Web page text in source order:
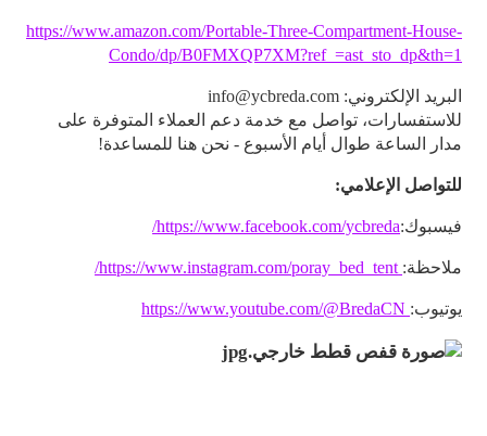
https://www.amazon.com/Portable-Three-Compartment-House-
Condo/dp/B0FMXQP7XM?ref_=ast_sto_dp&th=1
البريد الإلكتروني: info@ycbreda.com
للاستفسارات، تواصل مع خدمة دعم العملاء المتوفرة على
مدار الساعة طوال أيام الأسبوع - نحن هنا للمساعدة!
للتواصل الإعلامي:
فيسبوك:https://www.facebook.com/ycbreda/
ملاحظة: https://www.instagram.com/poray_bed_tent/
يوتيوب: https://www.youtube.com/@BredaCN